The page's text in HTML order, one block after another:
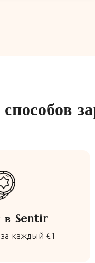
в Sentir
каждый €1